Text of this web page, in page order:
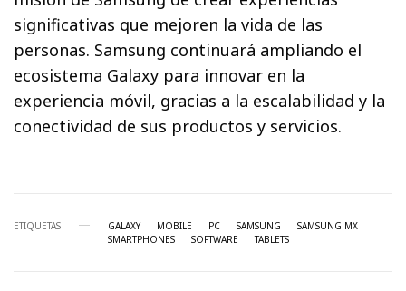
significativas que mejoren la vida de las
personas. Samsung continuará ampliando el
ecosistema Galaxy para innovar en la
experiencia móvil, gracias a la escalabilidad y la
conectividad de sus productos y servicios.
ETIQUETAS GALAXY MOBILE PC SAMSUNG
SAMSUNG MX
SMARTPHONES
SOFTWARE TABLETS